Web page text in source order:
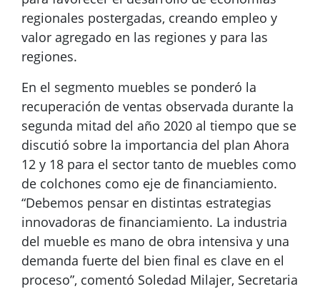
regionales postergadas, creando empleo y
valor agregado en las regiones y para las
regiones.
En el segmento muebles se ponderó la
recuperación de ventas observada durante la
segunda mitad del año 2020 al tiempo que se
discutió sobre la importancia del plan Ahora
12 y 18 para el sector tanto de muebles como
de colchones como eje de financiamiento.
“Debemos pensar en distintas estrategias
innovadoras de financiamiento. La industria
del mueble es mano de obra intensiva y una
demanda fuerte del bien final es clave en el
proceso”, comentó Soledad Milajer, Secretaria